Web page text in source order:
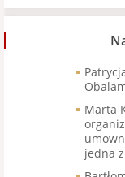
Marta
jedna